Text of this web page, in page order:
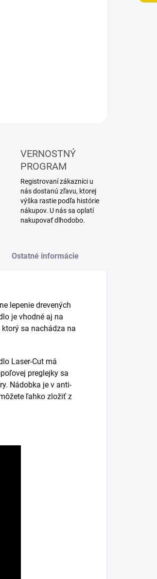
VERNOSTNÝ
PROGRAM
Registrovaní zákazníci u
nás dostanú zľavu, ktorej
výška rastie podľa histórie
nákupov. U nás sa oplatí
nakupovať dlhodobo.
Ostatné informácie
lepenie drevených
je vhodné aj na
sa nachádza na
Laser-Cut má
preglejky sa
Nádobka je v anti-
ľahko zložiť z